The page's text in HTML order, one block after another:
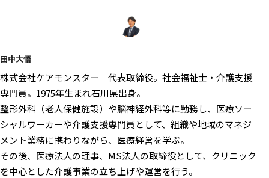
田中大悟
株式会社ケアモンスター 代表取締役。社会福祉士・介護支援
専門員。1975年生まれ石川県出身。
整形外科（老人保健施設）や脳神経外科等に勤務し、医療ソー
シャルワーカーや介護支援専門員として、組織や地域のマネジ
メント業務に携わりながら、医療経営を学ぶ。
その後、医療法人の理事、MS法人の取締役として、クリニック
を中心とした介護事業の立ち上げや運営を行う。